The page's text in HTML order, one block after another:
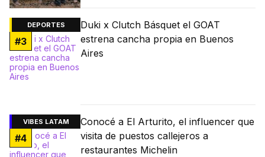
DEPORTES
#3
Duki x Clutch Básquet el GOAT
estrena cancha propia en Buenos
Aires
VIBES LATAM
#4
Conocé a El Arturito, el influencer que
visita de puestos callejeros a
restaurantes Michelin